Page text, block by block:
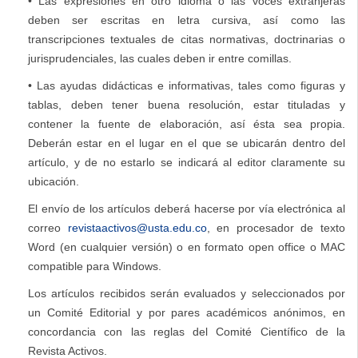
deben ser escritas en letra cursiva, así como las
transcripciones textuales de citas normativas, doctrinarias o
jurisprudenciales, las cuales deben ir entre comillas.
• Las ayudas didácticas e informativas, tales como figuras y
tablas, deben tener buena resolución, estar tituladas y
contener la fuente de elaboración, así ésta sea propia.
Deberán estar en el lugar en el que se ubicarán dentro del
artículo, y de no estarlo se indicará al editor claramente su
ubicación.
El envío de los artículos deberá hacerse por vía electrónica al
correo revistaactivos@usta.edu.co, en procesador de texto
Word (en cualquier versión) o en formato open office o MAC
compatible para Windows.
Los artículos recibidos serán evaluados y seleccionados por
un Comité Editorial y por pares académicos anónimos, en
concordancia con las reglas del Comité Científico de la
Revista Activos.